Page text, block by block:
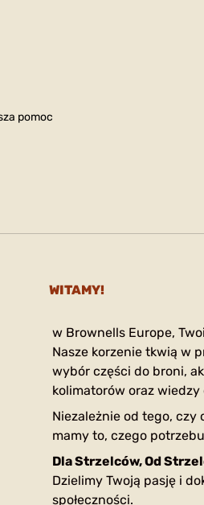
pomoc
WITAMY!
w Brownells Europe,
Nasze korzenie tkwią w
wybór części do broni,
kolimatorów oraz wiedzy
Niezależnie od tego,
mamy to, czego
Dla Strzelców, Od
Dzielimy Twoją pasję i
społeczności.